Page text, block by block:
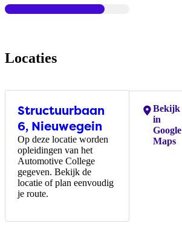
Locaties
Structuurbaan
6, Nieuwegein
Op deze locatie worden
opleidingen van het
Automotive College
gegeven. Bekijk de
locatie of plan eenvoudig
je route.
Locaties:
Bekijk
in
Google
Maps